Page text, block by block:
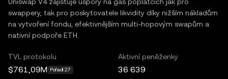
swappery, tak pro poskytovatele likvidity díky nižším nákladům
na vytvoření fondu, efektivnějším multi-hopovým swapům a
nativní podpoře ETH.
TVL protokolu
$761,09M Pořadí 27
Aktivní peněženky
36 639